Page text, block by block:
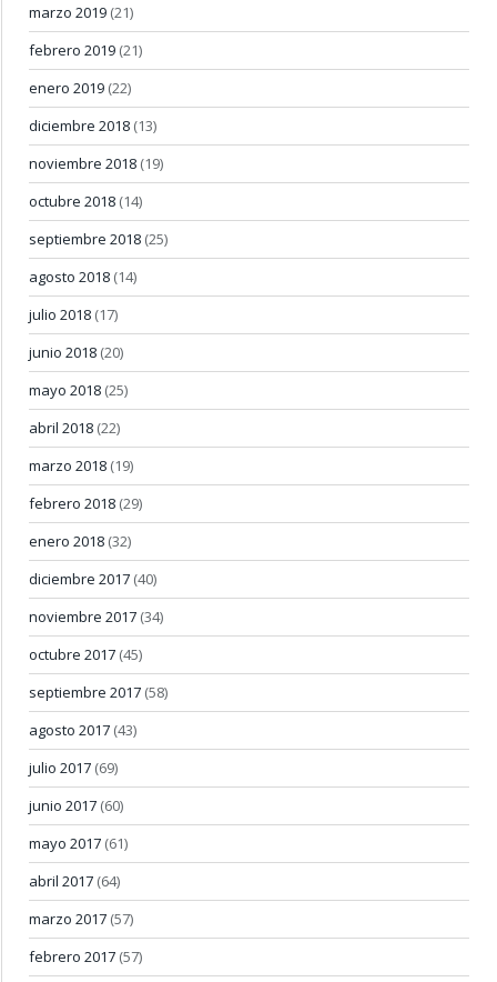
marzo 2019 (21)
febrero 2019 (21)
enero 2019 (22)
diciembre 2018 (13)
noviembre 2018 (19)
octubre 2018 (14)
septiembre 2018 (25)
agosto 2018 (14)
julio 2018 (17)
junio 2018 (20)
mayo 2018 (25)
abril 2018 (22)
marzo 2018 (19)
febrero 2018 (29)
enero 2018 (32)
diciembre 2017 (40)
noviembre 2017 (34)
octubre 2017 (45)
septiembre 2017 (58)
agosto 2017 (43)
julio 2017 (69)
junio 2017 (60)
mayo 2017 (61)
abril 2017 (64)
marzo 2017 (57)
febrero 2017 (57)